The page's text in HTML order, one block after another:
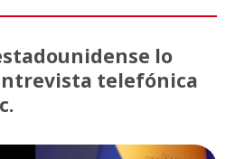
lo
telefónica